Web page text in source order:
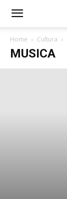
Home Cultura
MUSICA